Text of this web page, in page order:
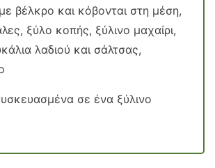
βέλκρο και κόβονται στη μέση,
ξύλο κοπής, ξύλινο μαχαίρι,
λαδιού και σάλτσας,
σε ένα ξύλινο